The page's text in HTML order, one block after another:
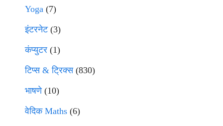
Yoga (7)
इंटरनेट(3)
कंप्युटर (1)
टिप्स & ट्रिक्स(830)
भाषणे(10)
वेदिक Maths (6)